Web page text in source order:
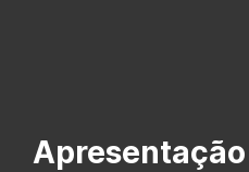
Apresentação